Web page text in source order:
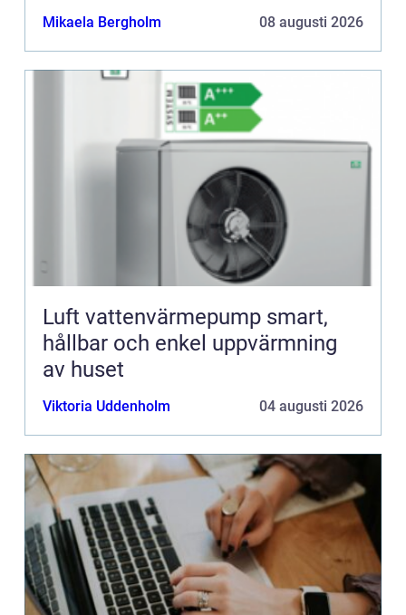
Mikaela Bergholm 08 augusti 2026
Luft vattenvärmepump smart,
hållbar och enkel uppvärmning
av huset
Viktoria Uddenholm 04 augusti 2026